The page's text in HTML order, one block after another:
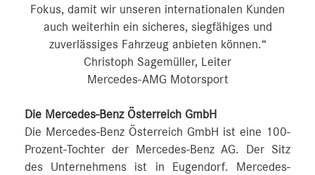
Fokus, damit wir unseren internationalen Kunden
auch weiterhin ein sicheres, siegfähiges und
zuverlässiges Fahrzeug anbieten können.“
Christoph Sagemüller, Leiter
Mercedes‑AMG Motorsport
Die Mercedes-Benz Österreich GmbH
Die Mercedes-Benz Österreich GmbH ist eine 100-
Prozent-Tochter der Mercedes-Benz AG. Der Sitz
des Unternehmens ist in Eugendorf. Mercedes-